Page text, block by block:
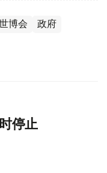
博会 政府
停止